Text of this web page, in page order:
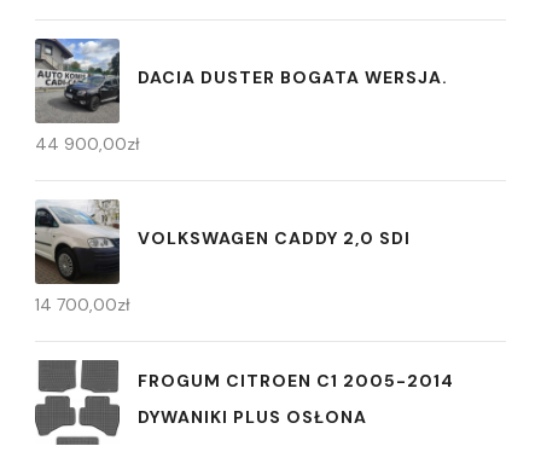
DACIA DUSTER BOGATA WERSJA.
44 900,00zł
VOLKSWAGEN CADDY 2,0 SDI
14 700,00zł
FROGUM CITROEN C1 2005-2014
DYWANIKI PLUS OSŁONA